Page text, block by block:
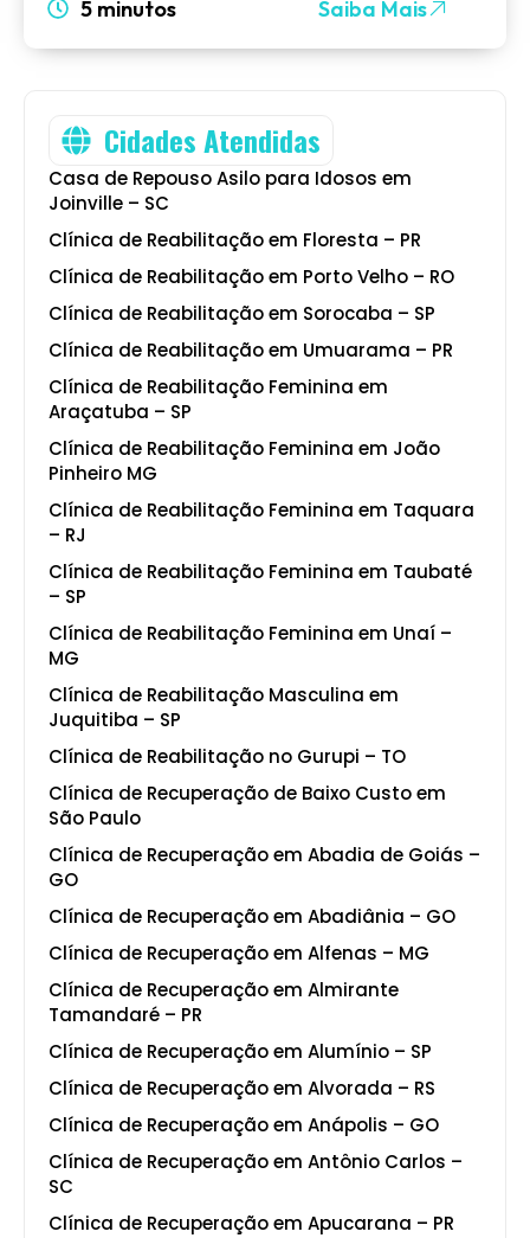
Cidades Atendidas
Casa de Repouso Asilo para Idosos em
Joinville – SC
Clínica de Reabilitação em Floresta – PR
Clínica de Reabilitação em Porto Velho – RO
Clínica de Reabilitação em Sorocaba – SP
Clínica de Reabilitação em Umuarama – PR
Clínica de Reabilitação Feminina em
Araçatuba – SP
Clínica de Reabilitação Feminina em João
Pinheiro MG
Clínica de Reabilitação Feminina em Taquara
– RJ
Clínica de Reabilitação Feminina em Taubaté
– SP
Clínica de Reabilitação Feminina em Unaí –
MG
Clínica de Reabilitação Masculina em
Juquitiba – SP
Clínica de Reabilitação no Gurupi – TO
Clínica de Recuperação de Baixo Custo em
São Paulo
Clínica de Recuperação em Abadia de Goiás –
GO
Clínica de Recuperação em Abadiânia – GO
Clínica de Recuperação em Alfenas – MG
Clínica de Recuperação em Almirante
Tamandaré – PR
Clínica de Recuperação em Alumínio – SP
Clínica de Recuperação em Alvorada – RS
Clínica de Recuperação em Anápolis – GO
Clínica de Recuperação em Antônio Carlos –
SC
Clínica de Recuperação em Apucarana – PR
5 minutos Saiba Mais